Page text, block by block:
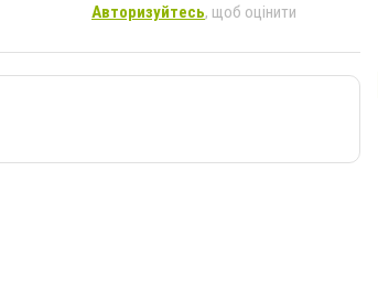
Авторизуйтесь, щоб оцінити